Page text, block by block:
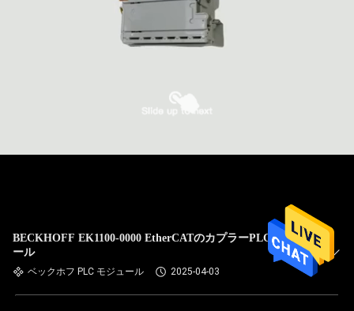
BECKHOFF EK1100-0000 EtherCATのカプラーPLCモジュ
ール
ベックホフ PLC モジュール 2025-04-03